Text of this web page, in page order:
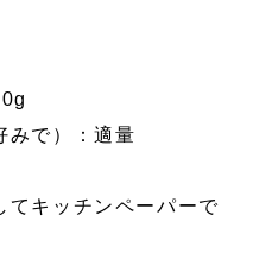
みで）：適量
てキッチンペーパーで